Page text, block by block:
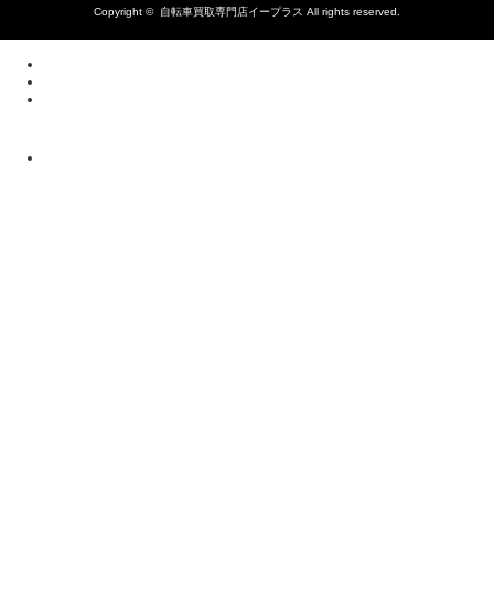
Copyright © 自転車買取専門店イープラス All rights reserved.